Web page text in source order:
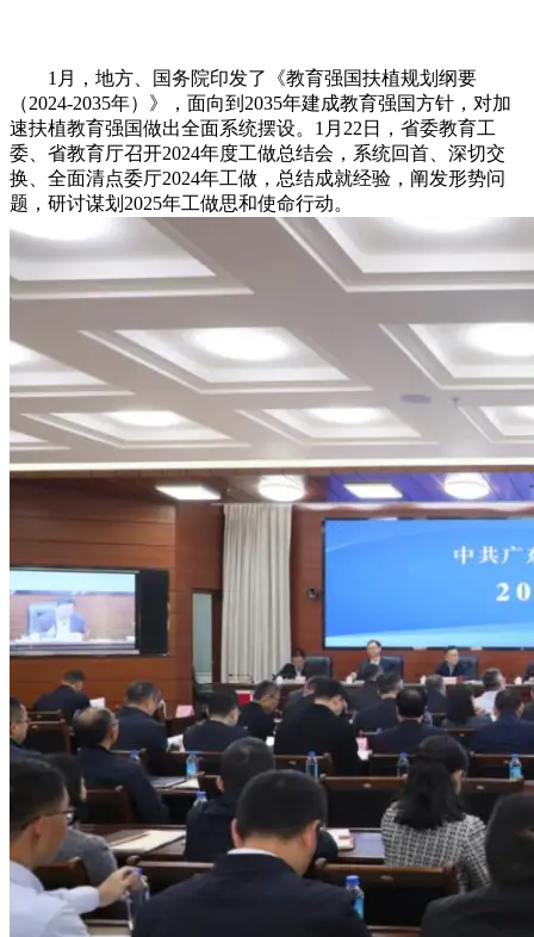
1月，地方、国务院印发了《教育强国扶植规划纲要
（2024-2035年）》，面向到2035年建成教育强国方针，对加
速扶植教育强国做出全面系统摆设。1月22日，省委教育工
委、省教育厅召开2024年度工做总结会，系统回首、深切交
换、全面清点委厅2024年工做，总结成就经验，阐发形势问
题，研讨谋划2025年工做思和使命行动。